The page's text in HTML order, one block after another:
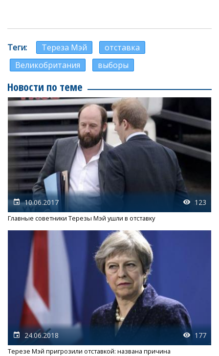
Теги Тереза Мэй
отставка
Великобритания
выборы
Новости по теме
10.06.2017 123
Главные советники Терезы Мэй ушли в отставку
24.06.2018 177
Терезе Мэй пригрозили отставкой: названа причина